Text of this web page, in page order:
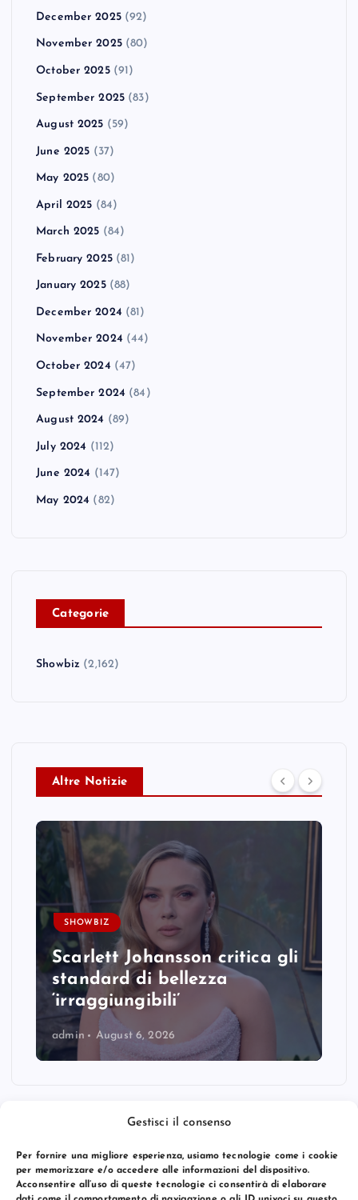
Gestisci il consenso
Per fornire una migliore esperienza, usiamo tecnologie come i cookie
per memorizzare e/o accedere alle informazioni del dispositivo.
Acconsentire all’uso di queste tecnologie ci consentirà di elaborare
December 2025(92)
November 2025(80)
October 2025(91)
September 2025 (83)
August 2025 (59)
June 2025 (37)
May 2025 (80)
April 2025 (84)
March 2025 (84)
February 2025(81)
January 2025(88)
December 2024 (81)
November 2024 (44)
October 2024 (47)
September 2024 (84)
August 2024 (89)
July 2024 (112)
June 2024 (147)
May 2024 (82)
Categorie
Showbiz (2,162)
Altre Notizie
SHOWBIZ
Scarlett Johansson critica gli
standard di bellezza
‘irraggiungibili’
admin August 6, 2026